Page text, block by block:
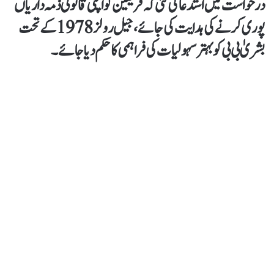
درخواست میں استدعا کی گئی کہ فریقین کواپنی قانونی ذمہ داریاں
پوری کرنےکی ہدایت کی جائے،جیل رولز 1978 کے تحت
بشریٰ بی بی کو بہتر سہولیات کی فراہمی کا حکم دیا جائے۔